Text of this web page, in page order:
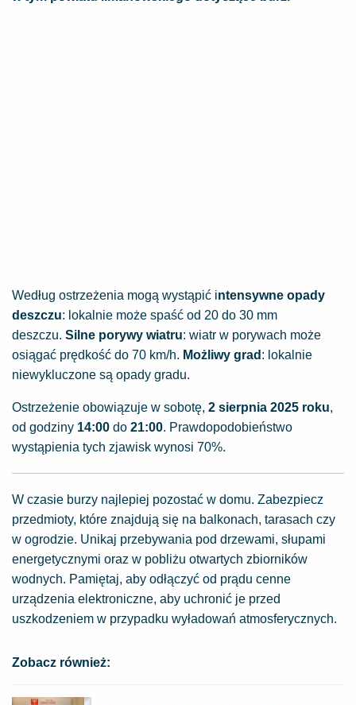
Według ostrzeżenia mogą wystąpić intensywne opady
deszczu: lokalnie może spaść od 20 do 30 mm
deszczu. Silne porywy wiatru: wiatr w porywach może
osiągać prędkość do 70 km/h. Możliwy grad : lokalnie
niewykluczone są opady gradu.
Ostrzeżenie obowiązuje w sobotę, 2 sierpnia 2025 roku,
od godziny 14:00 do 21:00. Prawdopodobieństwo
wystąpienia tych zjawisk wynosi 70%.
W czasie burzy najlepiej pozostać w domu. Zabezpiecz
przedmioty, które znajdują się na balkonach, tarasach czy
w ogrodzie. Unikaj przebywania pod drzewami, słupami
energetycznymi oraz w pobliżu otwartych zbiorników
wodnych. Pamiętaj, aby odłączyć od prądu cenne
urządzenia elektroniczne, aby uchronić je przed
uszkodzeniem w przypadku wyładowań atmosferycznych.
Zobacz również: